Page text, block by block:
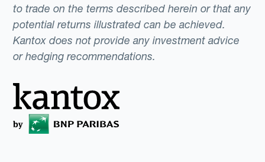
to trade on the terms described herein or that any
potential returns illustrated can be achieved.
Kantox does not provide any investment advice
or hedging recommendations.